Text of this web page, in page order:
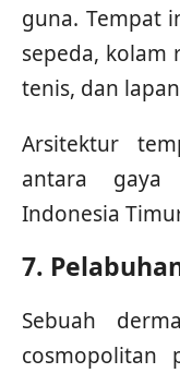
guna. Tempat
sepeda, kolam
tenis, dan
Arsitektur
antara gaya
Indonesia
7.
Sebuah
cosmopolitan